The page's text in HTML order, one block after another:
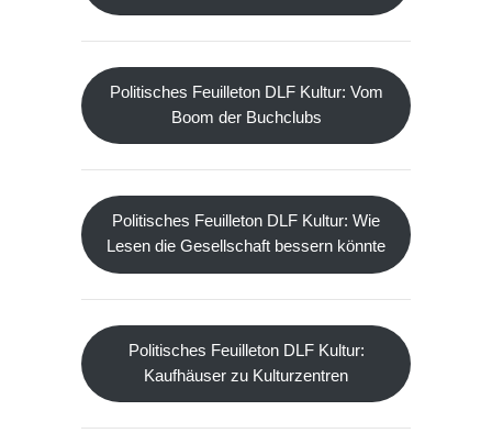
Politisches Feuilleton DLF Kultur: Vom
Boom der Buchclubs
Politisches Feuilleton DLF Kultur: Wie
Lesen die Gesellschaft bessern könnte
Politisches Feuilleton DLF Kultur:
Kaufhäuser zu Kulturzentren